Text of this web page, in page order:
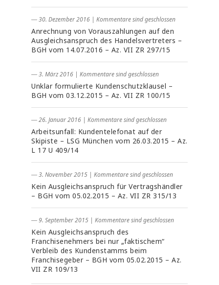
― 30. Dezember 2016 | Kommentare sind geschlossen
Anrechnung von Vorauszahlungen auf den
Ausgleichsanspruch des Handelsvertreters –
BGH vom 14.07.2016 – Az. VII ZR 297/15
― 3. März 2016 | Kommentare sind geschlossen
Unklar formulierte Kundenschutzklausel –
BGH vom 03.12.2015 – Az. VII ZR 100/15
― 26. Januar 2016 | Kommentare sind geschlossen
Arbeitsunfall: Kundentelefonat auf der
Skipiste – LSG München vom 26.03.2015 – Az.
L 17 U 409/14
― 3. November 2015 | Kommentare sind geschlossen
Kein Ausgleichsanspruch für Vertragshändler
– BGH vom 05.02.2015 – Az. VII ZR 315/13
― 9. September 2015 | Kommentare sind geschlossen
Kein Ausgleichsanspruch des
Franchisenehmers bei nur „faktischem“
Verbleib des Kundenstamms beim
Franchisegeber – BGH vom 05.02.2015 – Az.
VII ZR 109/13